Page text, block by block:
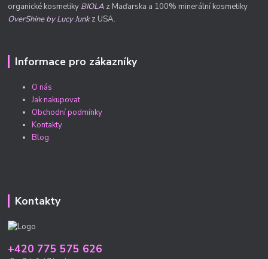
organické kosmetiky BIOLA z Maďarska a 100% minerální kosmetiky
OverShine by Lucy Junkz USA.
Informace pro zákazníky
O nás
Jak nakupovat
Obchodní podmínky
Kontakty
Blog
Kontakty
+420 775 575 626